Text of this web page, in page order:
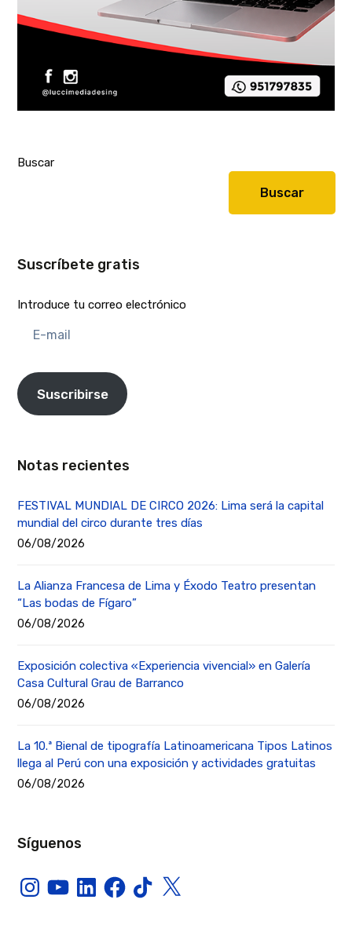
Buscar
Buscar
Suscríbete gratis
Introduce tu correo electrónico
mail
Suscribirse
Notas recientes
FESTIVAL MUNDIAL DE CIRCO 2026: Lima será la capital
mundial del circo durante tres días
06/08/2026
La Alianza Francesa de Lima y Éxodo Teatro presentan
“Las bodas de Fígaro”
06/08/2026
Exposición colectiva «Experiencia vivencial» en Galería
Casa Cultural Grau de Barranco
06/08/2026
La 10.ª Bienal de tipografía Latinoamericana Tipos Latinos
llega al Perú con una exposición y actividades gratuitas
06/08/2026
Síguenos
InstagramYouTubeLinkedInFacebook
TikTokX